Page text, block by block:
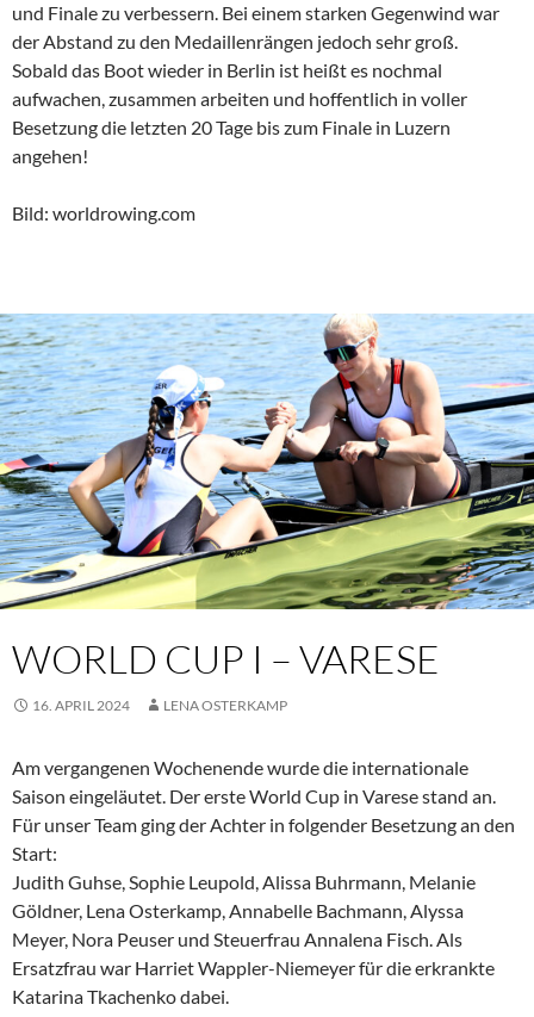
und Finale zu verbessern. Bei einem starken Gegenwind war
der Abstand zu den Medaillenrängen jedoch sehr groß.
Sobald das Boot wieder in Berlin ist heißt es nochmal
aufwachen, zusammen arbeiten und hoffentlich in voller
Besetzung die letzten 20 Tage bis zum Finale in Luzern
angehen!
Bild: worldrowing.com
WORLD CUP I – VARESE
16. APRIL 2024 LENA OSTERKAMP
Am vergangenen Wochenende wurde die internationale
Saison eingeläutet. Der erste World Cup in Varese stand an.
Für unser Team ging der Achter in folgender Besetzung an den
Start:
Judith Guhse, Sophie Leupold, Alissa Buhrmann, Melanie
Göldner, Lena Osterkamp, Annabelle Bachmann, Alyssa
Meyer, Nora Peuser und Steuerfrau Annalena Fisch. Als
Ersatzfrau war Harriet Wappler-Niemeyer für die erkrankte
Katarina Tkachenko dabei.